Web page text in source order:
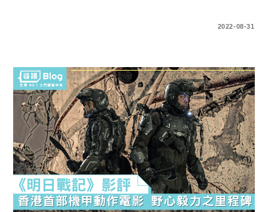
2022-08-31